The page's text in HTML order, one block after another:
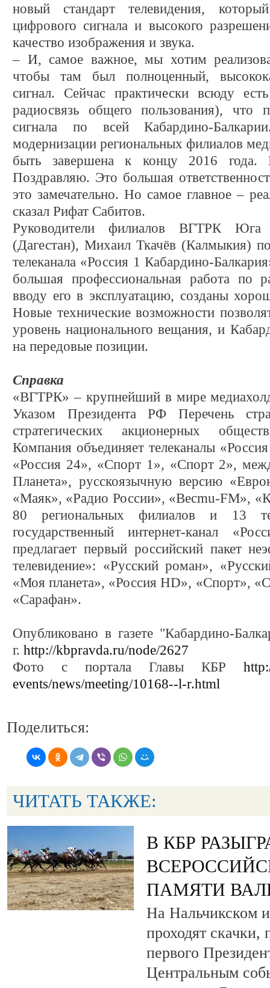
новый стандарт телевидения,
цифрового сигнала и высокого
качество изображения и звука.
– И, самое важное, мы хотим
чтобы там был полноценный,
сигнал. Сейчас практически всюду
радиосвязь общего пользования), что
сигнала по всей Кабардино-
модернизации региональных филиалов
быть завершена к концу 2016
Поздравляю. Это большая
это замечательно. Но самое главное –
сказал Рифат Сабитов.
Руководители филиалов ВГТРК Юга
(Дагестан), Михаил Ткачёв (Калмыкия)
телеканала «Россия 1 Кабардино-
большая профессиональная работа по
вводу его в эксплуатацию, созданы
Новые технические возможности
уровень национального вещания, и
на передовые позиции.
Справка
«ВГТРК» – крупнейший в мире
Указом Президента РФ Перечень
стратегических акционерных
Компания объединяет телеканалы
«Россия 24», «Спорт 1», «Спорт 2»,
Планета», русскоязычную версию
«Маяк», «Радио России», «Becmu-FM»,
80 региональных филиалов и 13
государственный интернет-канал
предлагает первый российский пакет
телевидение»: «Русский роман»,
«Моя планета», «Россия HD», «Спорт»,
«Сарафан».
Опубликовано в газете "Кабардино-
г. http://kbpravda.ru/node/2627
Фото с портала Главы КБР
events/news/meeting/10168--l-r.html
Поделиться:
ЧИТАТЬ ТАКЖЕ:
В КБР
ПАМЯТИ
На Нальчикском
проходят
первого
Центральным